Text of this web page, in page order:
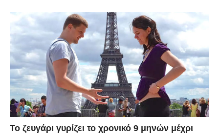
Το ζευγάρι γυρίζει το χρονικό 9 μηνών μέχρι